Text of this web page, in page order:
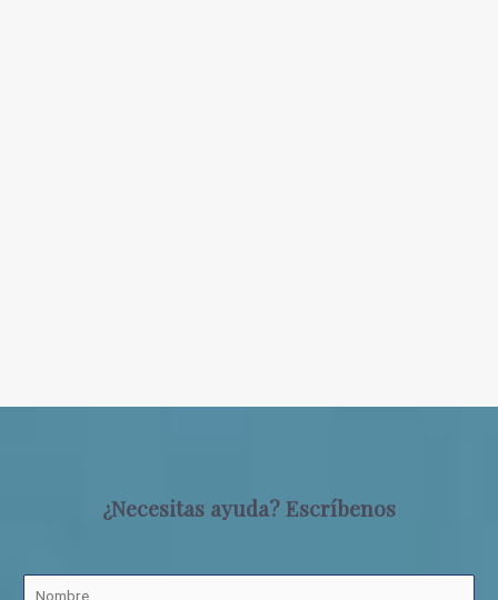
¿Necesitas ayuda? Escríbenos